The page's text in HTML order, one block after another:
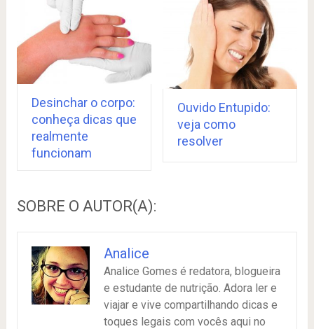
Desinchar o corpo:
conheça dicas que
realmente
funcionam
Ouvido Entupido:
veja como
resolver
SOBRE O AUTOR(A):
Analice
Analice Gomes é redatora, blogueira
e estudante de nutrição. Adora ler e
viajar e vive compartilhando dicas e
toques legais com vocês aqui no